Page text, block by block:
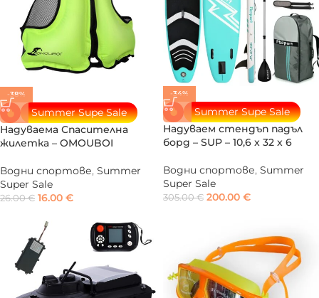
-38%
Summer Supe Sale
Надуваема Спасителна
жилетка – OMOUBOI
Водни спортове, Summer
Super Sale
26.00€ 16.00 €
-34%
Summer Supe Sale
Надуваем стендъп падъл
борд – SUP – 10,6 x 32 x 6
Водни спортове, Summer
Super Sale
305.00€ 200.00 €